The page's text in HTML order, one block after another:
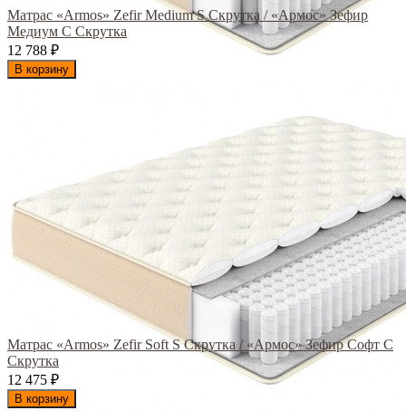
Матрас «Armos» Zefir Medium S Скрутка / «Армос» Зефир
Медиум С Скрутка
12 788 ₽
В корзину
Матрас «Armos» Zefir Soft S Скрутка / «Армос» Зефир Софт С
Скрутка
12 475 ₽
В корзину